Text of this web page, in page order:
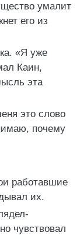
умалит
его из
«Я уже
Каин,
эта
это слово
почему
работавшие
их.
чувствовал